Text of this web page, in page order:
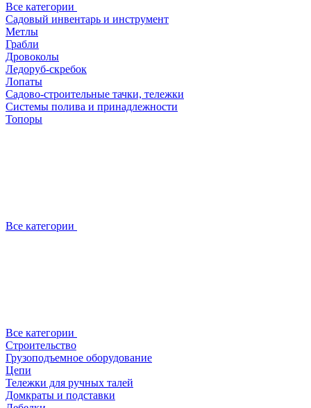
Все категории
Садовый инвентарь и инструмент
Метлы
Грабли
Дровоколы
Ледоруб-скребок
Лопаты
Садово-строительные тачки, тележки
Системы полива и принадлежности
Топоры
Все категории
Все категории
Строительство
Грузоподъемное оборудование
Цепи
Тележки для ручных талей
Домкраты и подставки